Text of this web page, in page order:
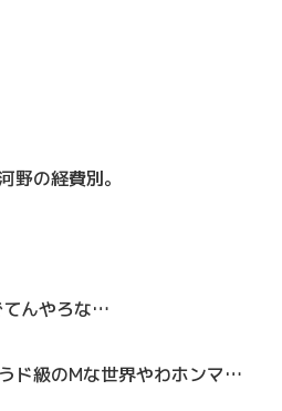
の経費別。
てんやろな…
ド級のMな世界やわホンマ…